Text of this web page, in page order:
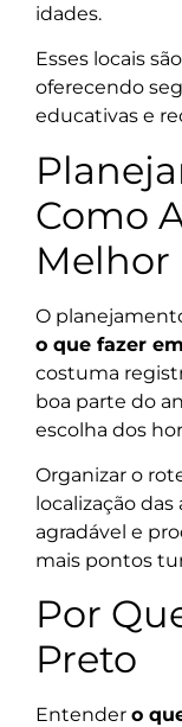
idades.
Esses locais
oferecendo
educativas e
Como
Melhor
O
o que fazer
costuma
boa parte do
escolha dos
Organizar o
localização
agradável e
mais pontos
Por
Preto
Entender o